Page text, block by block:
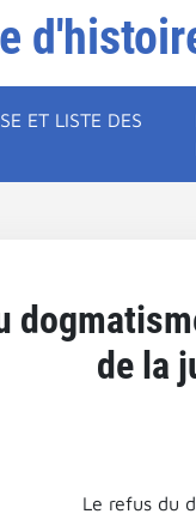
ET LISTE DES
de la
Le refus du